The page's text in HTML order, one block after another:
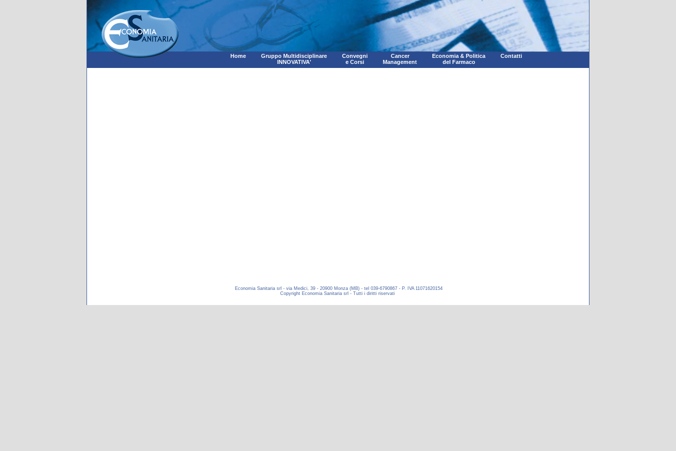
Home
Gruppo Multidisciplinare
INNOVATIVA'
Convegni
e Corsi
Cancer
Management
Economia & Politica
del Farmaco
Contatti
Economia Sanitaria srl - via Medici, 39 - 20900 Monza (MB) - tel 039-6790867 - P. IVA 11071620154
Copyright Economia Sanitaria srl - Tutti i diritti riservati